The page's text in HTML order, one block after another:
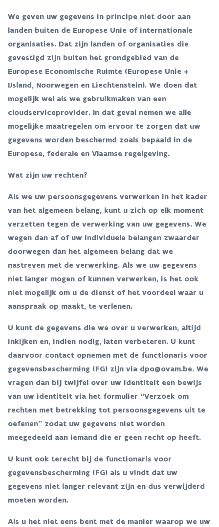
We geven uw gegevens in principe niet door aan
landen buiten de Europese Unie of internationale
organisaties. Dat zijn landen of organisaties die
gevestigd zijn buiten het grondgebied van de
Europese Economische Ruimte (Europese Unie +
IJsland, Noorwegen en Liechtenstein). We doen dat
mogelijk wel als we gebruikmaken van een
cloudserviceprovider. In dat geval nemen we alle
mogelijke maatregelen om ervoor te zorgen dat uw
gegevens worden beschermd zoals bepaald in de
Europese, federale en Vlaamse regelgeving.
Wat zijn uw rechten?
Als we uw persoonsgegevens verwerken in het kader
van het algemeen belang, kunt u zich op elk moment
verzetten tegen de verwerking van uw gegevens. We
wegen dan af of uw individuele belangen zwaarder
doorwegen dan het algemeen belang dat we
nastreven met de verwerking. Als we uw gegevens
niet langer mogen of kunnen verwerken, is het ook
niet mogelijk om u de dienst of het voordeel waar u
aanspraak op maakt, te verlenen.
U kunt de gegevens die we over u verwerken, altijd
inkijken en, indien nodig, laten verbeteren. U kunt
daarvoor contact opnemen met de functionaris voor
gegevensbescherming (FG) zijn via dpo@ovam.be. We
vragen dan bij twijfel over uw identiteit een bewijs
van uw identiteit via het formulier “Verzoek om
rechten met betrekking tot persoonsgegevens uit te
oefenen” zodat uw gegevens niet worden
meegedeeld aan iemand die er geen recht op heeft.
U kunt ook terecht bij de functionaris voor
gegevensbescherming (FG) als u vindt dat uw
gegevens niet langer relevant zijn en dus verwijderd
moeten worden.
Als u het niet eens bent met de manier waarop we uw